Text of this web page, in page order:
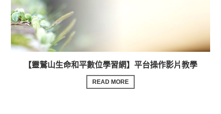
【靈鷲山生命和平數位學習網】平台操作影片教學
READ MORE